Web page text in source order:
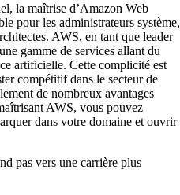
la maîtrise d’Amazon Web
pour les administrateurs système,
AWS, en tant que leader
gamme de services allant du
artificielle. Cette complicité est
compétitif dans le secteur de
de nombreux avantages
AWS, vous pouvez
dans votre domaine et ouvrir
pas vers une carrière plus